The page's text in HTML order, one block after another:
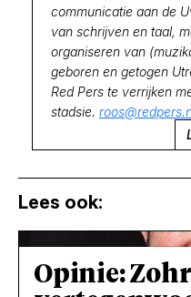
communicatie aan de
van schrijven en taal,
organiseren van
geboren en getogen
Red Pers te verrijken
stadsie.
Lees ook:
Opinie: